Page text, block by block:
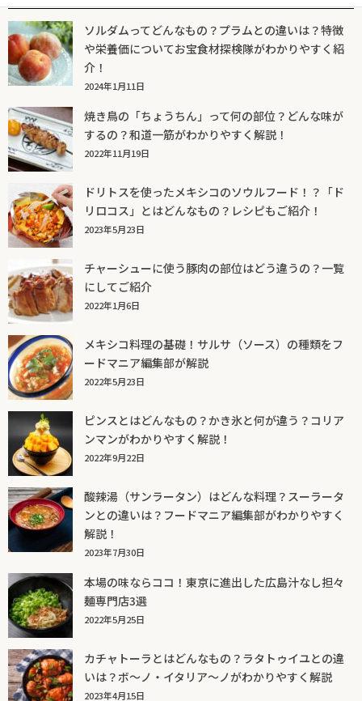
ソルダムってどんなもの？プラムとの違いは？特徴
や栄養価についてお宝食材探検隊がわかりやすく紹
介！
2024年1月11日
焼き鳥の「ちょうちん」って何の部位？どんな味が
するの？和道一筋がわかりやすく解説！
2022年11月19日
ドリトスを使ったメキシコのソウルフード！？「ド
リロコス」とはどんなもの？レシピもご紹介！
2023年5月23日
チャーシューに使う豚肉の部位はどう違うの？一覧
にしてご紹介
2022年1月6日
メキシコ料理の基礎！サルサ（ソース）の種類をフ
ードマニア編集部が解説
2022年5月23日
ピンスとはどんなもの？かき氷と何が違う？コリア
ンマンがわかりやすく解説！
2022年9月22日
酸辣湯（サンラータン）はどんな料理？スーラータ
ンとの違いは？フードマニア編集部がわかりやすく
解説！
2023年7月30日
本場の味ならココ！東京に進出した広島汁なし担々
麺専門店3選
2022年5月25日
カチャトーラとはどんなもの？ラタトゥイユとの違
いは？ボ～ノ・イタリア～ノがわかりやすく解説
2023年4月15日